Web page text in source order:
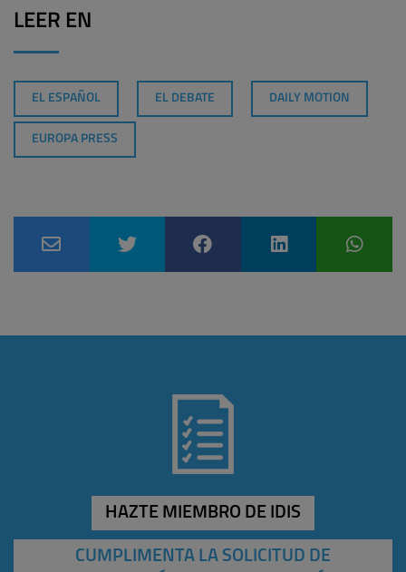
LEER EN
EL ESPAÑOL EL DEBATE DAILY MOTION
EUROPA PRESS
HAZTE MIEMBRO DE IDIS
CUMPLIMENTA LA SOLICITUD DE